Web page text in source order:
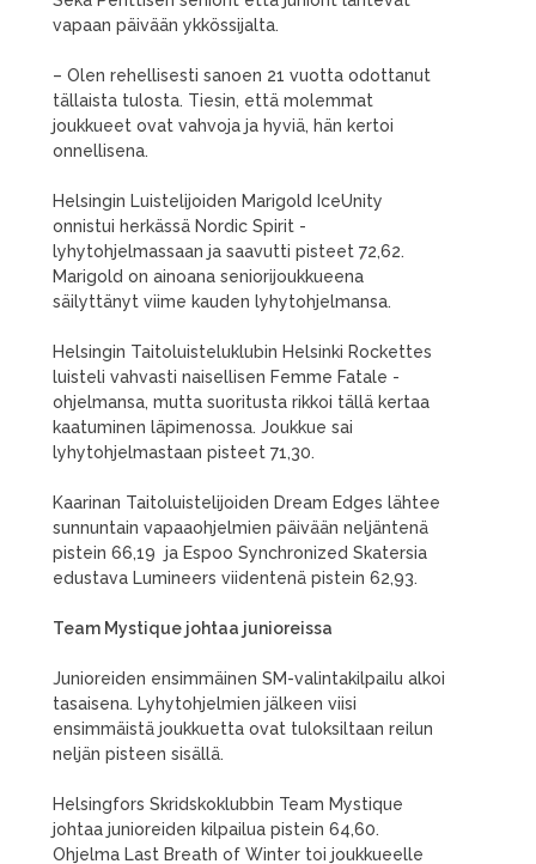
vapaan päivään ykkössijalta.
– Olen rehellisesti sanoen 21 vuotta odottanut
tällaista tulosta. Tiesin, että molemmat
joukkueet ovat vahvoja ja hyviä, hän kertoi
onnellisena.
Helsingin Luistelijoiden Marigold IceUnity
onnistui herkässä Nordic Spirit -
lyhytohjelmassaan ja saavutti pisteet 72,62.
Marigold on ainoana seniorijoukkueena
säilyttänyt viime kauden lyhytohjelmansa.
Helsingin Taitoluisteluklubin Helsinki Rockettes
luisteli vahvasti naisellisen Femme Fatale -
ohjelmansa, mutta suoritusta rikkoi tällä kertaa
kaatuminen läpimenossa. Joukkue sai
lyhytohjelmastaan pisteet 71,30.
Kaarinan Taitoluistelijoiden Dream Edges lähtee
sunnuntain vapaaohjelmien päivään neljäntenä
pistein 66,19 ja Espoo Synchronized Skatersia
edustava Lumineers viidentenä pistein 62,93.
Team Mystique johtaa junioreissa
Junioreiden ensimmäinen SM-valintakilpailu alkoi
tasaisena. Lyhytohjelmien jälkeen viisi
ensimmäistä joukkuetta ovat tuloksiltaan reilun
neljän pisteen sisällä.
Helsingfors Skridskoklubbin Team Mystique
johtaa junioreiden kilpailua pistein 64,60.
Ohjelma Last Breath of Winter toi joukkueelle